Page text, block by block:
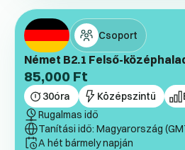
Csoport
Német B2.1 Felső-
85,000 Ft
30óra Középszintű
Rugalmas idő
Tanítási idő: Magyarország
A hét bármely napján